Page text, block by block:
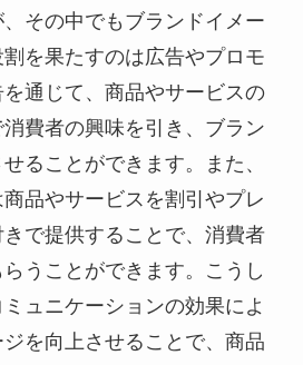
その中でもブランドイメー
を果たすのは広告やプロモ
通じて、商品やサービスの
費者の興味を引き、ブラン
ることができます。また、
品やサービスを割引やプレ
で提供することで、消費者
うことができます。こうし
ュニケーションの効果によ
を向上させることで、商品